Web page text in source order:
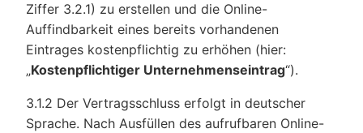
Ziffer 3.2.1) zu erstellen und die Online-
Auffindbarkeit eines bereits vorhandenen
Eintrages kostenpflichtig zu erhöhen (hier:
„Kostenpflichtiger Unternehmenseintrag“).
3.1.2 Der Vertragsschluss erfolgt in deutscher
Sprache. Nach Ausfüllen des aufrufbaren Online-